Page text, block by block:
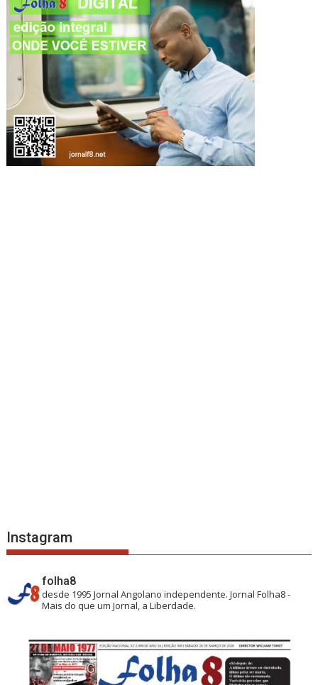
Instagram
folha8
desde 1995 Jornal Angolano independente.Jornal Folha8 -
Mais do que um Jornal, a Liberdade.